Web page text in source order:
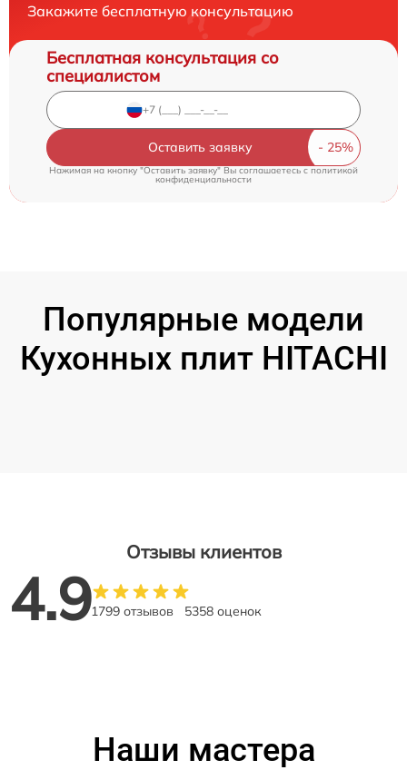
Закажите бесплатную консультацию
Бесплатная консультация со
специалистом
Оставить заявку
Нажимая на кнопку "Оставить заявку" Вы соглашаетесь cполитикой
конфиденциальности
Популярные модели
Кухонных плит HITACHI
Отзывы клиентов
4.91799 отзывов 5358 оценок
Наши мастера